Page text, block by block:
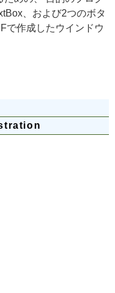
、および2つのボタ
で作成したウインドウ